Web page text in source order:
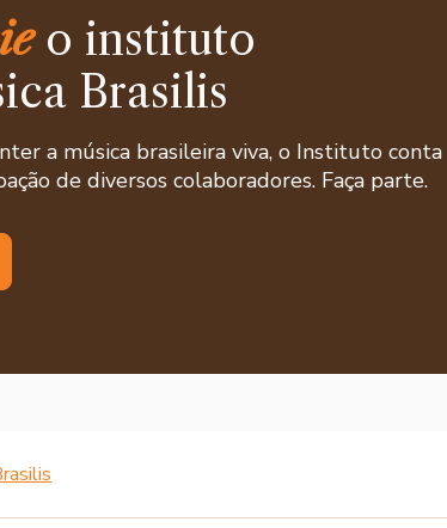
o instituto
Brasilis
a música brasileira viva, o Instituto conta
de diversos colaboradores. Faça parte.